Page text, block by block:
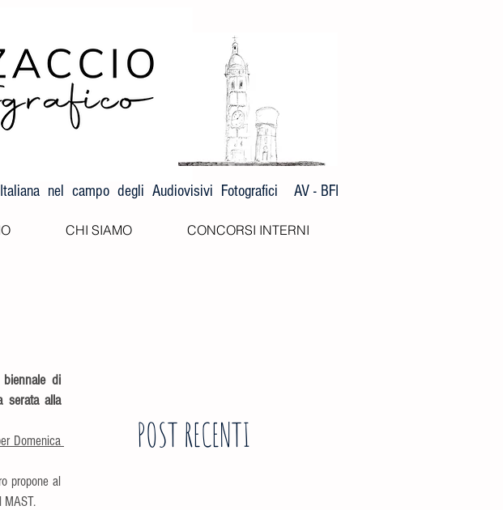
nel campo degli Audiovisivi Fotografici AV - BFI
CHI SIAMO CONCORSI INTERNI
di
serata alla
Domenica
propone al
MAST.
POST RECENTI